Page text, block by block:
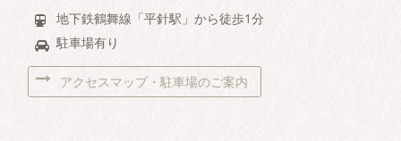
地下鉄鶴舞線「平針駅」から徒歩1分
駐車場有り
アクセスマップ・駐車場のご案内